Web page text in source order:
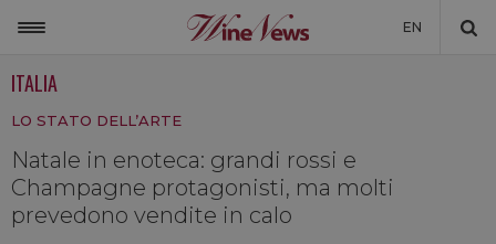
EN
NON SOLO VINO
NEWSLETTER
ITALIA
LO STATO DELL’ARTE
Natale in enoteca: grandi rossi e
Champagne protagonisti, ma molti
prevedono vendite in calo